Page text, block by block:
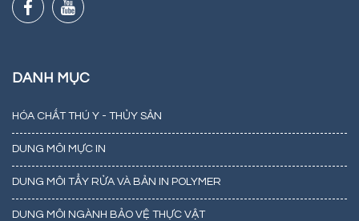
DANH MỤC
HÓA CHẤT THÚ Y - THỦY SẢN
DUNG MÔI MỰC IN
DUNG MÔI TẨY RỬA VÀ BẢN IN POLYMER
DUNG MÔI NGÀNH BẢO VỆ THỰC VẬT